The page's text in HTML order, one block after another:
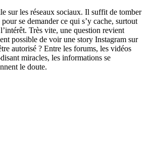
sur les réseaux sociaux. Il suffit de tomber
se demander ce qui s’y cache, surtout
Très vite, une question revient
possible de voir une story Instagram sur
autorisé ? Entre les forums, les vidéos
miracles, les informations se
le doute.